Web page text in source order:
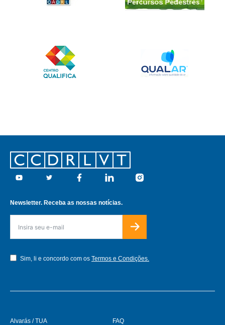
Footer
Youtube Twitter Facebook Linkedin Instagram
Newsletter. Receba as nossas notícias.
Sim, li e concordo com os Termos e Condições.
Alvarás / TUA
FAQ